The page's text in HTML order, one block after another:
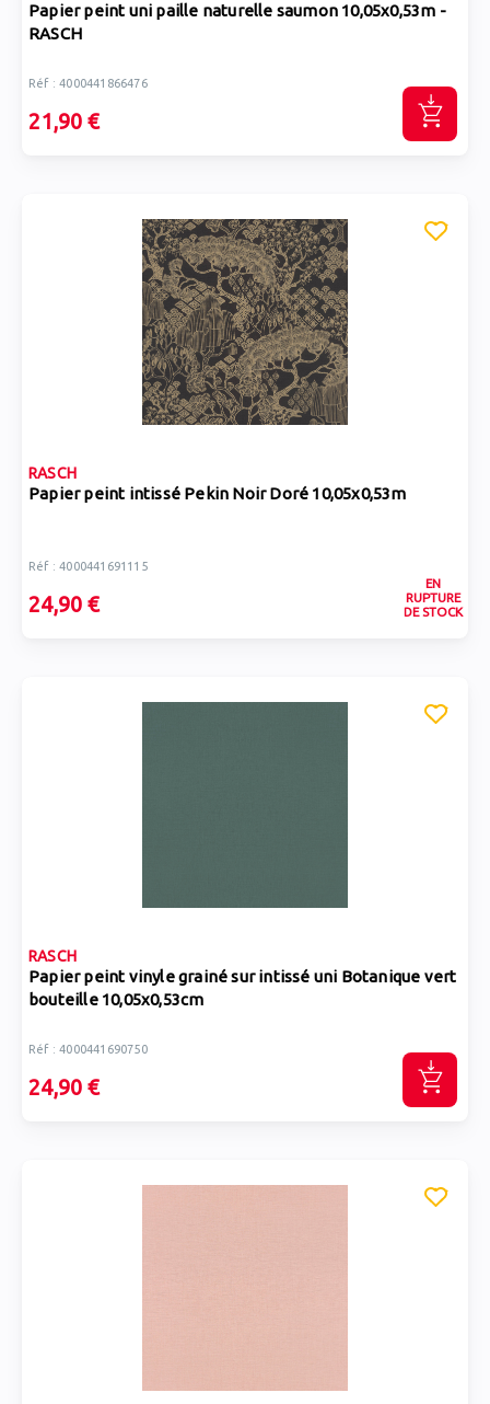
Papier peint uni paille naturelle saumon 10,05x0,53m -
RASCH
Réf : 4000441866476
21,90 €
RASCH
Papier peint intissé Pekin Noir Doré 10,05x0,53m
Réf : 4000441691115
24,90 €
EN
RUPTURE
DE STOCK
RASCH
Papier peint vinyle grainé sur intissé uni Botanique vert
bouteille 10,05x0,53cm
Réf : 4000441690750
24,90 €